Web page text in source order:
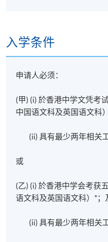
入学条件
申请人必须：
(甲) (i) 於香港中学文凭考
中国语文科及英国语文科
(ii) 具有最少两年相关工
或
(乙) (i) 於香港中学会考获
语文科及英国语文科）*；
(ii) 具有最少两年相关工